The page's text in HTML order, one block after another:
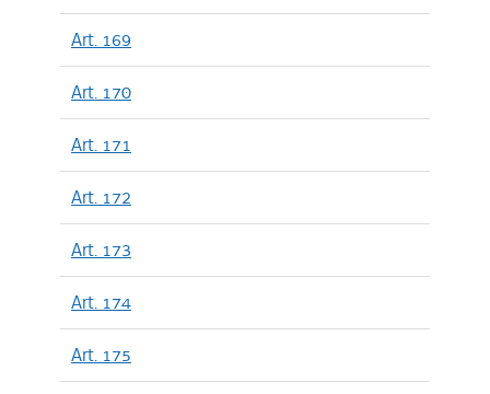
Art. 169
Art. 170
Art. 171
Art. 172
Art. 173
Art. 174
Art. 175